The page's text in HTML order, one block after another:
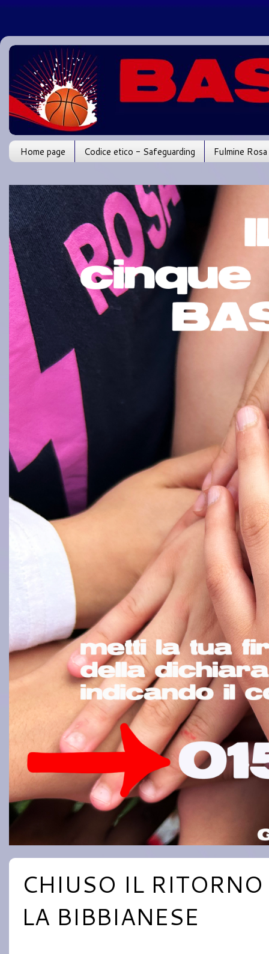
Home page Codice etico - Safeguarding Fulmine Rosa
CHIUSO IL
LA BIBBIANESE